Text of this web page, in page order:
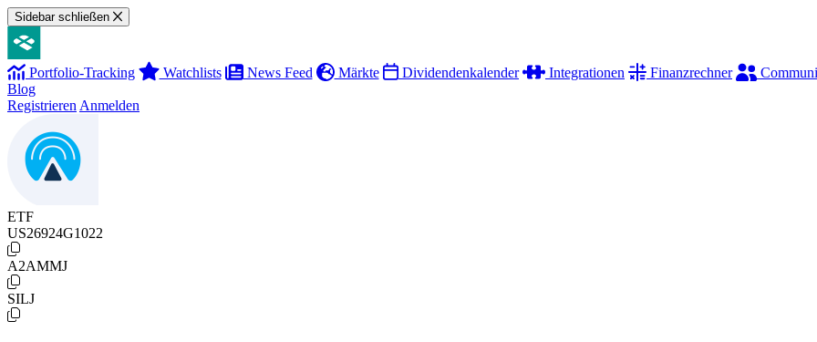
Sidebar schließen
Portfolio-Tracking Watchlists News Feed Märkte Dividendenkalender Integrationen Finanzrechner
Blog
Registrieren Anmelden
ETF
US26924G1022
A2AMMJ
SILJ